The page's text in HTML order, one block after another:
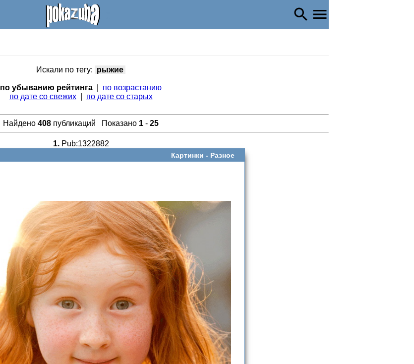
Искали по тегу: рыжие
по убыванию рейтинга
по возрастанию
по дате со свежих| по дате со старых
Найдено 408 публикаций Показано 1 - 25
1.Pub:1322882
Картинки - Разное